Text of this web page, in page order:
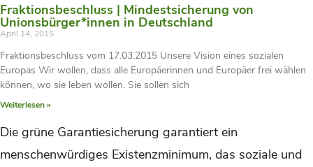
Fraktionsbeschluss | Mindestsicherung von
Unionsbürger*innen in Deutschland
April 14, 2015
Fraktionsbeschluss vom 17.03.2015 Unsere Vision eines sozialen
Europas Wir wollen, dass alle Europäerinnen und Europäer frei wählen
können, wo sie leben wollen. Sie sollen sich
Weiterlesen »
Die grüne Garantiesicherung garantiert ein
menschenwürdiges Existenzminimum, das soziale und